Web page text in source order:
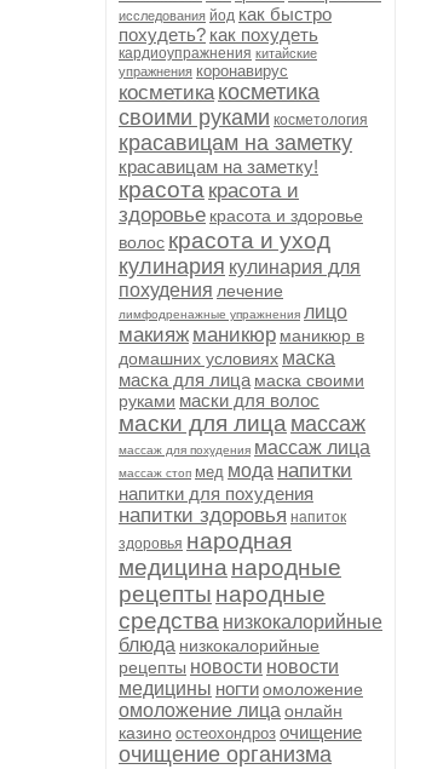
исследования йод как быстро
похудеть? как похудеть
кардиоупражнения китайские
упражнения коронавирус
косметика косметика
своими руками косметология
красавицам на заметку
красавицам на заметку!
красота красота и
здоровье красота и здоровье
волос красота и уход
кулинария кулинария для
похудения лечение
лимфодренажные упражнения лицо
макияж маникюр маникюр в
домашних условиях маска
маска для лица маска своими
руками маски для волос
маски для лица массаж
массаж для похудения массаж лица
массаж стоп мед мода напитки
напитки для похудения
напитки здоровья напиток
здоровья народная
медицина народные
рецепты народные
средства низкокалорийные
блюда низкокалорийные
рецепты новости новости
медицины ногтиомоложение
омоложение лица онлайн
казино остеохондроз очищение
очищение организма